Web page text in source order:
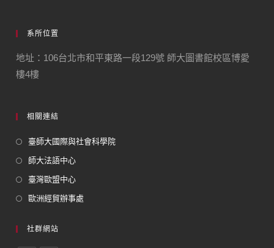
系所位置
地址：106台北市和平東路一段129號 師大圖書館校區博愛
樓4樓
相關連結
臺師大國際與社會科學院
師大法語中心
臺灣歐盟中心
歐洲經貿辦事處
社群網站